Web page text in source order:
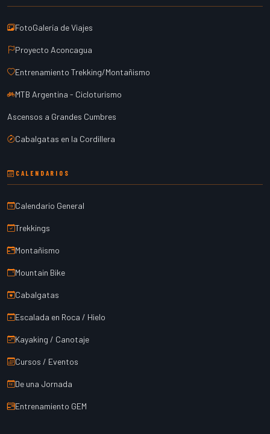
FotoGalería de Viajes
Proyecto Aconcagua
Entrenamiento Trekking/Montañismo
MTB Argentina - Cicloturismo
Ascensos a Grandes Cumbres
Cabalgatas en la Cordillera
CALENDARIOS
Calendario General
Trekkings
Montañismo
Mountain Bike
Cabalgatas
Escalada en Roca / Hielo
Kayaking / Canotaje
Cursos / Eventos
De una Jornada
Entrenamiento GEM